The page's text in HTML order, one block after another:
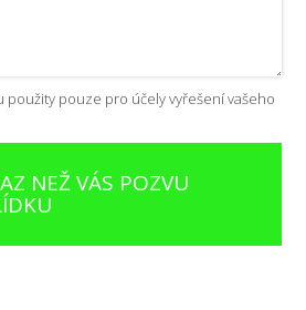
použity pouze pro účely vyřešení vašeho
NEŽ VÁS POZVU